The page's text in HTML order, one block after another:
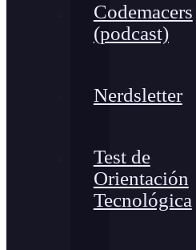
Codemacers
(podcast)
Nerdsletter
Test de
Orientación
Tecnológica